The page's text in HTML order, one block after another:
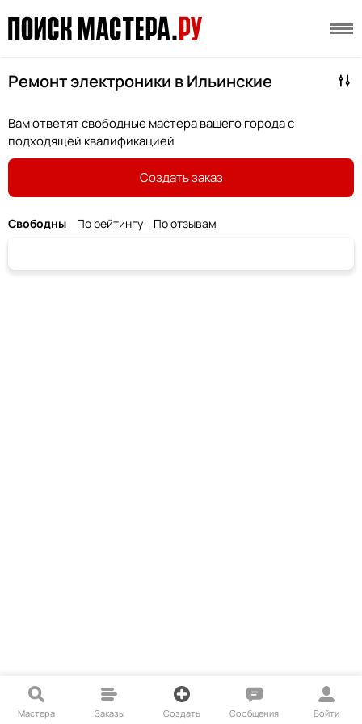
Ремонт электроники в Ильинские
Вам ответят свободные мастера вашего города с
подходящей квалификацией
Создать заказ
Свободны По рейтингу По отзывам
Мастера Заказы Создать Сообщения Войти